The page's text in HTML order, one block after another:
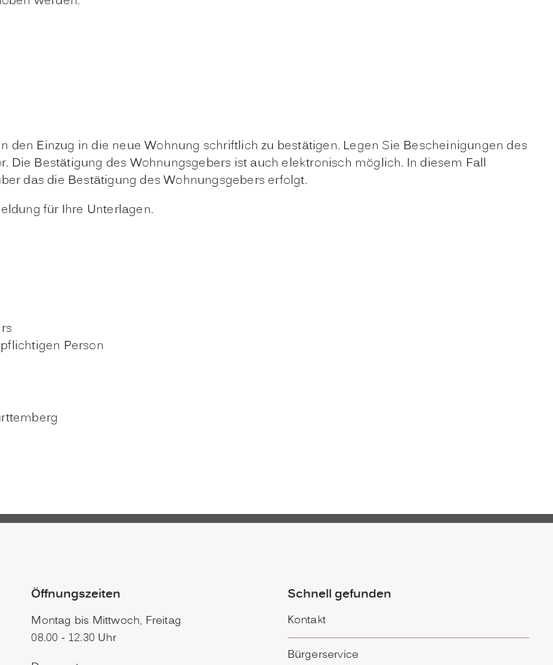
den Einzug in die neue Wohnung schriftlich zu bestätigen. Legen Sie Bescheinigungen des
Die Bestätigung des Wohnungsgebers ist auch elektronisch möglich. In diesem Fall
das die Bestätigung des Wohnungsgebers erfolgt.
für Ihre Unterlagen.
Person
Öffnungszeiten
Montag bis Mittwoch, Freitag
08.00 - 12.30 Uhr
Schnell gefunden
Kontakt
Bürgerservice